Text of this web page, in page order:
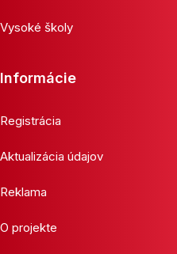
Vysoké školy
Informácie
Registrácia
Aktualizácia údajov
Reklama
O projekte